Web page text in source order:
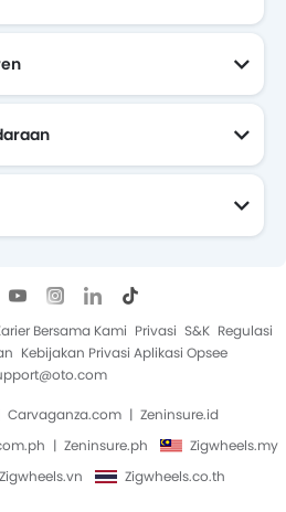
Bersama Kami Privasi S&K Regulasi
Kebijakan Privasi Aplikasi Opsee
Carvaganza.com
Zeninsure.id
Zeninsure.ph
Zigwheels.my
Zigwheels.vn Zigwheels.co.th